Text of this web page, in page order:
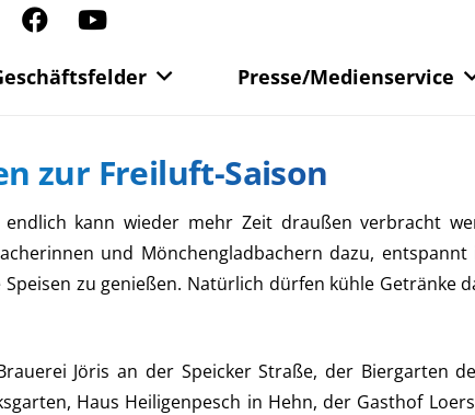
Presse/Medienservice
zur Freiluft-Saison
kann wieder mehr Zeit draußen verbracht
und Mönchengladbachern dazu, entspannt
zu genießen. Natürlich dürfen kühle Getränke
Jöris an der Speicker Straße, der Biergarten
Haus Heiligenpesch in Hehn, der Gasthof